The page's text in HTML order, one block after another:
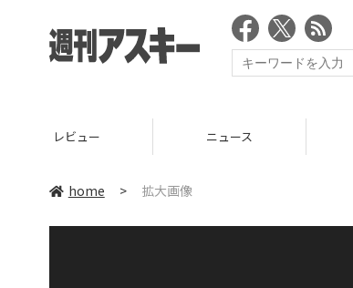
レビュー ニュース
home > 拡大画像